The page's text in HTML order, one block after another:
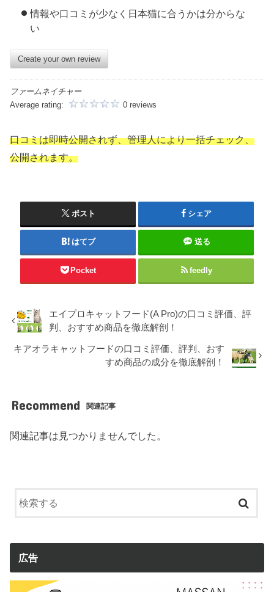
情報や口コミが少なく日本猫に合うかは分からな
い
Create your own review
ファームネイチャー
Average rating:
0 reviews
口コミは即時公開されず、管理人により一括チェック、
公開されます。
ポスト シェア
はてブ 送る
Pocket feedly
エイプロキャットフード(A Pro)の口コミ評価、評
判、おすすめ商品を徹底解剖！
キアオラキャットフードの口コミ評価、評判、おす
すめ商品の成分を徹底解剖！
Recommend 関連記事
関連記事は見つかりませんでした。
広告